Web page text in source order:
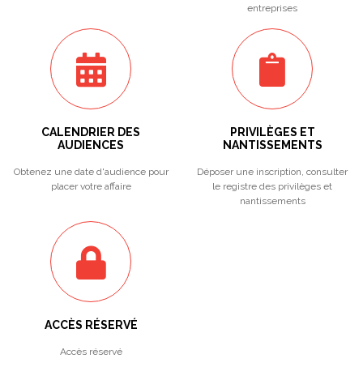
entreprises
CALENDRIER DES
AUDIENCES
Obtenez une date d'audience pour
placer votre affaire
PRIVILÈGES ET
NANTISSEMENTS
Déposer une inscription, consulter
le registre des privilèges et
nantissements
ACCÈS RÉSERVÉ
Accès réservé